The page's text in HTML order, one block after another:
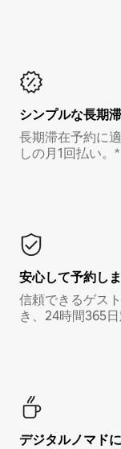
シンプルな長期
長期滞在予約に
しの月1回払い。*
安心して予約し
信頼できるゲス
き、24時間365
デジタルノマド⁠